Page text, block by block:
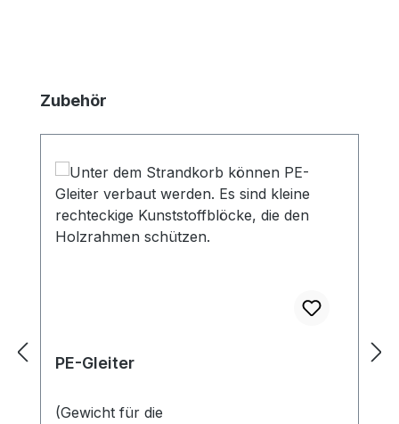
Produktgalerie überspringen
Zubehör
PE-Gleiter
(Gewicht für die